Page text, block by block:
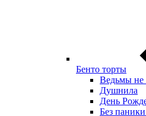
Бенто торты
Ведьмы не
Душнила
День
Без